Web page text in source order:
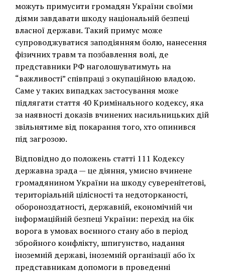
можуть примусити громадян України своїми
діями завдавати шкоду національній безпеці
власної держави. Такий примус може
супроводжуватися заподіянням болю, нанесення
фізичних травм та позбавлення волі, де
представники РФ наголошуватимуть на
“важливості” співпраці з окупаційною владою.
Саме у таких випадках застосування може
підлягати стаття 40 Кримінального кодексу, яка
за наявності доказів вчинених насильницьких дій
звільнятиме від покарання того, хто опинився
під загрозою.
Відповідно до положень статті 111 Кодексу
державна зрада — це діяння, умисно вчинене
громадянином України на шкоду суверенітетові,
територіальній цілісності та недоторканості,
обороноздатності, державній, економічній чи
інформаційній безпеці України: перехід на бік
ворога в умовах воєнного стану або в період
збройного конфлікту, шпигунство, надання
іноземній державі, іноземній організації або їх
представникам допомоги в проведенні